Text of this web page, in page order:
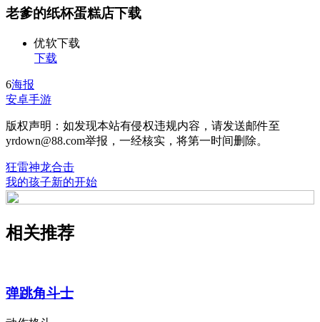
老爹的纸杯蛋糕店下载
优软下载
下载
6海报
安卓手游
版权声明：如发现本站有侵权违规内容，请发送邮件至
yrdown@88.com举报，一经核实，将第一时间删除。
狂雷神龙合击
我的孩子新的开始
相关推荐
弹跳角斗士